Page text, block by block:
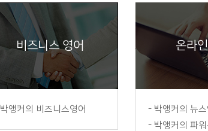
비즈니스 영어
박앵커의 비즈니스영어
온라
- 박앵커의 뉴스
- 박앵커의 파